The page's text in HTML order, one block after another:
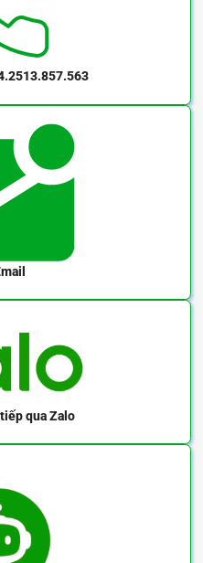
chỉnh lực Kanon dòng LTDK:
qua Zalo